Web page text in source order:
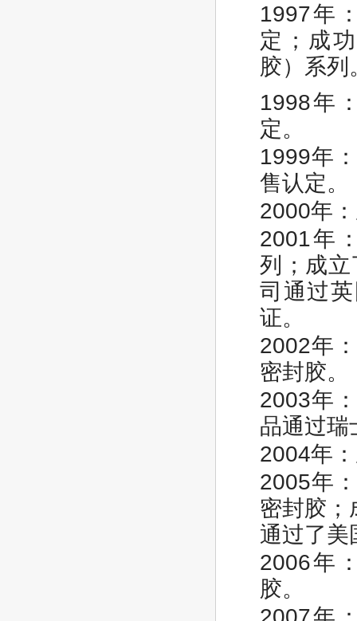
1997年
定；成
胶）系列
1998年
定。
1999年
售认定。
2000年
2001年
列；成立
司通过
证。
2002年
密封胶。
2003年
品通过瑞
2004年
2005年
密封胶；
通过了美
2006年
胶。